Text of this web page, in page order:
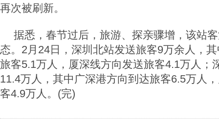
再次被刷新。
据悉，春节过后，旅游、探亲骤增，该站
态。2月24日，深圳北站发送旅客9万余人，
旅客5.1万人，厦深线方向发送旅客4.1万人；
11.4万人，其中广深港方向到达旅客6.5万人
客4.9万人。(完)